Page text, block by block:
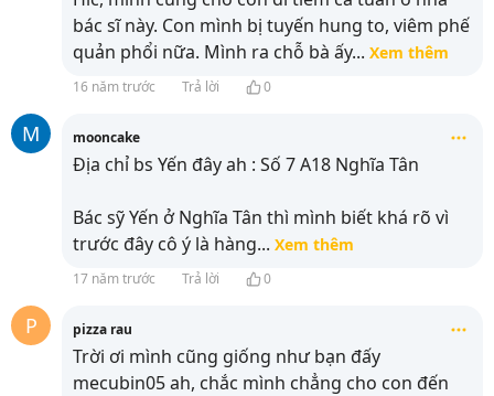
bác sĩ này. Con mình bị tuyến hung to, viêm phế
quản phổi nữa. Mình ra chỗ bà ấy... Xem thêm
16 năm trước Trả lời 0
M mooncake
Địa chỉ bs Yến đây ah : Số 7 A18 Nghĩa Tân
Bác sỹ Yến ở Nghĩa Tân thì mình biết khá rõ vì
trước đây cô ý là hàng... Xem thêm
17 năm trước Trả lời 0
P pizza rau
Trời ơi mình cũng giống như bạn đấy
mecubin05 ah, chắc mình chẳng cho con đến